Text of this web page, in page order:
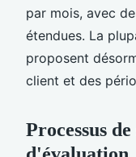
par mois, avec
étendues. La
proposent
client et des
Processus